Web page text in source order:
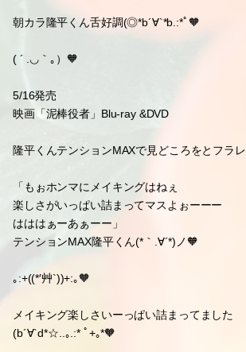
朝カラ隆平くん舌好調(◎*b´∀`*b.:*ﾟ🧡
( ´ .◡｀｡）🧡
5/16発売
映画「泥棒役者」Blu-ray &DVD
隆平くんテンションMAXで見どころをとフラレ
「もぉホンマにメイキングはねぇ
楽しさがいっぱい詰まってマスよぉーーー
はははぁーあぁーー」
テンションMAX隆平くん(*｀.∀´*)ノ🧡
｡:+((*′艸`))+:｡🧡
メイキング楽しさいーっぱい詰まってました
(b´∀`d*☆..｡.:* ﾟ+｡*🧡